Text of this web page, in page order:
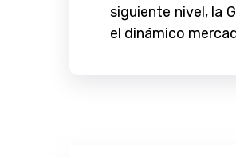
siguiente nivel, la
el dinámico